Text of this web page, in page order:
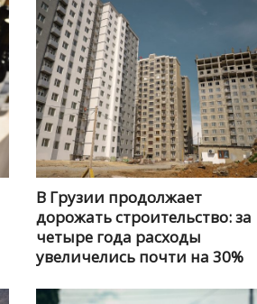
В Грузии продолжает
дорожать строительство: за
четыре года расходы
увеличелись почти на 30%